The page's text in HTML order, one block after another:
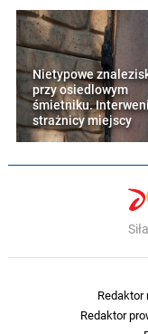
Nietypowe
przy osiedlowym
śmietniku.
strażnicy miejscy
Redaktor
Redaktor